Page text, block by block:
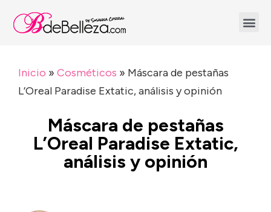
Inicio » Cosméticos » Máscara de pestañas
L’Oreal Paradise Extatic, análisis y opinión
Máscara de pestañas
L’Oreal Paradise Extatic,
análisis y opinión